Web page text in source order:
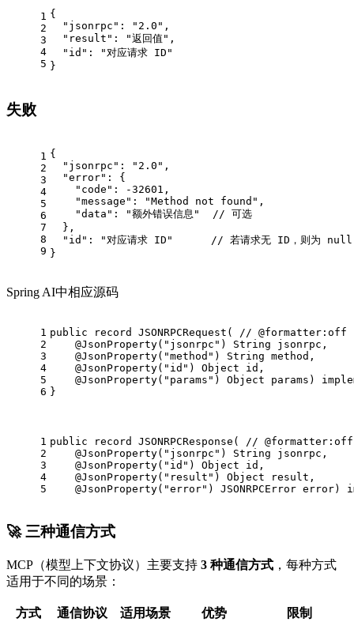
1
2
3
4
5
{
  "jsonrpc": "2.0",
  "result": "返回值",
  "id": "对应请求 ID"
}
失败
1
2
3
4
5
6
7
8
9
{
  "jsonrpc": "2.0",
  "error": {
    "code": -32601,
    "message": "Method not found",
    "data": "额外错误信息"  // 可选
  },
  "id": "对应请求 ID"      // 若请求无 ID，则为 null
}
Spring AI中相应源码
1
2
3
4
5
6
public record JSONRPCRequest( //
    @JsonProperty("jsonrpc") String jsonrpc,
    @JsonProperty("method") String method,
    @JsonProperty("id") Object id,
@JsonProperty("params") Object params)
}
1
2
3
4
5
public record JSONRPCResponse( //
    @JsonProperty("jsonrpc") String jsonrpc,
    @JsonProperty("id") Object id,
    @JsonProperty("result") Object result,
@JsonProperty("error") JSONRPCError error)
🚀 三种通信方式
MCP（模型上下文协议）主要支持 3 种通信方式 ，每种方式
适用于不同的场景：
方式 通信协议 适用场景 优势 限制